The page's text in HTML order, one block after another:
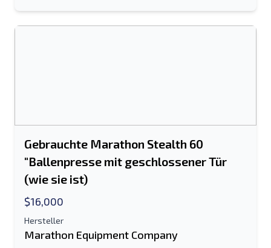
Gebrauchte Marathon Stealth 60
"Ballenpresse mit geschlossener Tür
(wie sie ist)
$16,000
Hersteller
Marathon Equipment Company